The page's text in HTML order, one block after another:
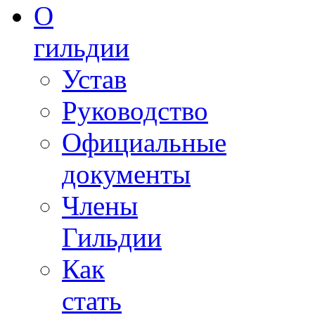
О
гильдии
Устав
Руководство
Официальные
документы
Члены
Гильдии
Как
стать